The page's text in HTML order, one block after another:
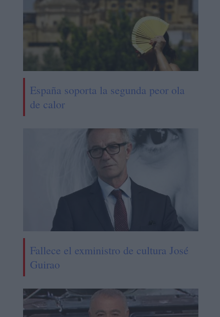
España soporta la segunda peor ola
de calor
Fallece el exministro de cultura José
Guirao